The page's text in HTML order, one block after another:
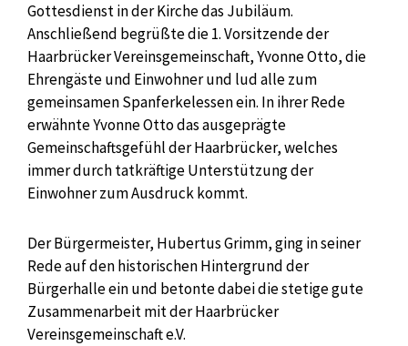
Gottesdienst in der Kirche das Jubiläum.
Anschließend begrüßte die 1. Vorsitzende der
Haarbrücker Vereinsgemeinschaft, Yvonne Otto, die
Ehrengäste und Einwohner und lud alle zum
gemeinsamen Spanferkelessen ein. In ihrer Rede
erwähnte Yvonne Otto das ausgeprägte
Gemeinschaftsgefühl der Haarbrücker, welches
immer durch tatkräftige Unterstützung der
Einwohner zum Ausdruck kommt.
Der Bürgermeister, Hubertus Grimm, ging in seiner
Rede auf den historischen Hintergrund der
Bürgerhalle ein und betonte dabei die stetige gute
Zusammenarbeit mit der Haarbrücker
Vereinsgemeinschaft e.V.